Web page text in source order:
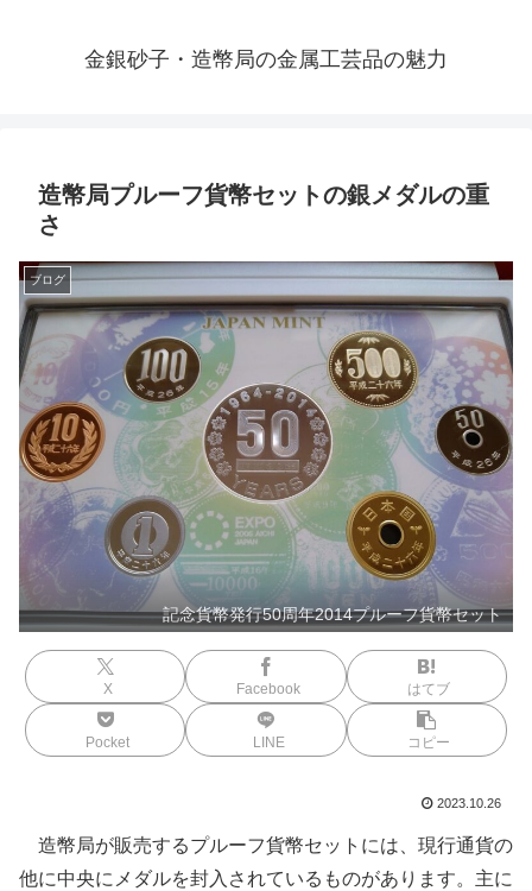
金銀砂子・造幣局の金属工芸品の魅力
造幣局プルーフ貨幣セットの銀メダルの重
さ
ブログ
記念貨幣発行50周年2014プルーフ貨幣セット
X Facebook はてブ
Pocket LINE コピー
2023.10.26
造幣局が販売するプルーフ貨幣セットには、現行通貨の
他に中央にメダルを封入されているものがあります。主に